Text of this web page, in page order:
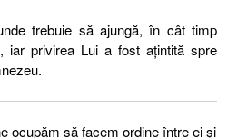
trebuie să ajungă, în cât timp
iar privirea Lui a fost ațintită spre
ocupăm să facem ordine între ei și